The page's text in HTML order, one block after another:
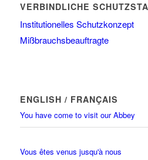
VERBINDLICHE
Institutionelles Schutzkonzept
Mißbrauchsbeauftragte
ENGLISH / FRANÇAIS
You have come to visit our Abbey
Vous êtes venus jusqu'à nous